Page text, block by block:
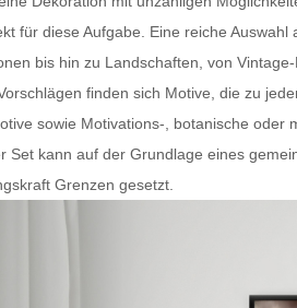
für diese Aufgabe. Eine reiche
bis hin zu Landschaften, von
finden sich Motive, die zu
sowie Motivations-, botanische oder
Set kann auf der Grundlage eines
Grenzen gesetzt.